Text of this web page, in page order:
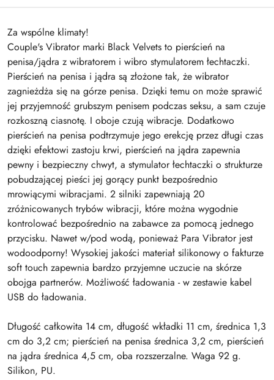
Za wspólne klimaty!
Couple's Vibrator marki Black Velvets to pierścień na
penisa/jądra z wibratorem i wibro stymulatorem łechtaczki.
Pierścień na penisa i jądra są złożone tak, że wibrator
zagnieżdża się na górze penisa. Dzięki temu on może sprawić
jej przyjemność grubszym penisem podczas seksu, a sam czuje
rozkoszną ciasnotę. I oboje czują wibracje. Dodatkowo
pierścień na penisa podtrzymuje jego erekcję przez długi czas
dzięki efektowi zastoju krwi, pierścień na jądra zapewnia
pewny i bezpieczny chwyt, a stymulator łechtaczki o strukturze
pobudzającej pieści jej gorący punkt bezpośrednio
mrowiącymi wibracjami. 2 silniki zapewniają 20
zróżnicowanych trybów wibracji, które można wygodnie
kontrolować bezpośrednio na zabawce za pomocą jednego
przycisku. Nawet w/pod wodą, ponieważ Para Vibrator jest
wodoodporny! Wysokiej jakości materiał silikonowy o fakturze
soft touch zapewnia bardzo przyjemne uczucie na skórze
obojga partnerów. Możliwość ładowania - w zestawie kabel
USB do ładowania.
Długość całkowita 14 cm, długość wkładki 11 cm, średnica 1,3
cm do 3,2 cm; pierścień na penisa średnica 3,2 cm, pierścień
na jądra średnica 4,5 cm, oba rozszerzalne. Waga 92 g.
Silikon, PU.